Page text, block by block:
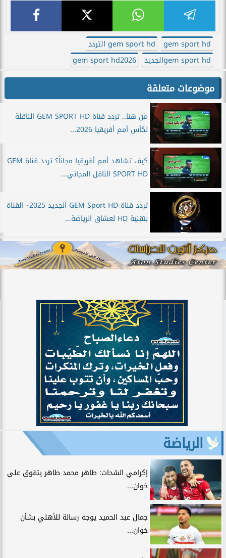
gem sport hd
gem sport hd التردد
gem sport hdالجديد
gem sport hd2026
موضوعات متعلقة
من هنا.. تردد قناة GEM SPORT HD الناقلة
لكأس أمم أفريقيا 2026...
كيف تشاهد أمم أفريقيا مجاناً؟ تردد قناة GEM
SPORT HD الناقل المجاني...
تردد قناة GEM Sport HD الجديد 2025– القناة
بتقنية HD لعشاق الرياضة...
الرياضة
إكرامي الشحات: طاهر محمد طاهر يتفوق على
خوان...
جمال عبد الحميد يوجه رسالة للأهلي بشأن
خوان...